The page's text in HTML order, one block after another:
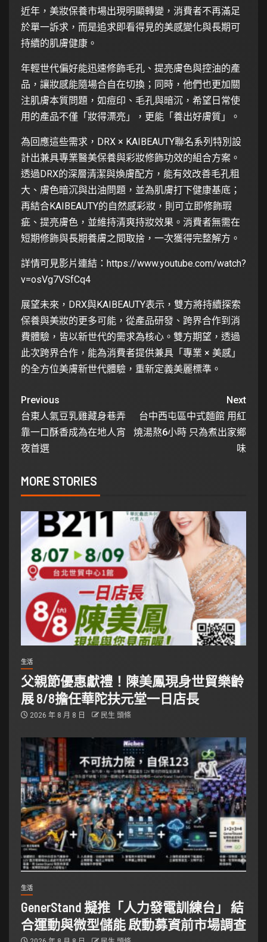
近年，美妝保養市場出現明顯轉變，消費者不再滿足
於單一訴求，而是追求即看得見的美感變化與長期可
持續的肌膚健康。
年輕世代偏好能迅速修飾毛孔、提亮膚色與控油的產
品，讓妝感能隨場合自在切換；同時，他們也更加關
注肌膚本質問題，如痘印、毛孔與暗沉，希望日常使
用的產品不僅「妝得漂亮」，更能「養出好膚質」。
為回應這些需求，DRX × KAIBEAUTY聯名系列特別設
計出兼具專業醫美保養與彩妝修飾功效的組合方案。
透過DRX的深層清潔與煥膚配方，能有效改善毛孔粗
大、膚色暗沉與出油問題，並為肌膚打下健康基底；
再結合KAIBEAUTY的自然感彩妝，則可立即修飾瑕
疵、提亮膚色，並維持清爽持妝效果。消費者無需在
短期修飾與長期養膚之間取捨，一次獲得完整解方。
詳情可見影片連結： https://www.youtube.com/watch?
v=osVg7VSfCq4
展望未來，DRX與KAIBEAUTY表示，雙方將持續探索
保養與美妝的更多可能，從產品研發、跨界合作到消
費體驗，皆以新世代的需求為核心。雙方期望，透過
此次跨界合作，能為消費者提供兼具「專業 × 美感」
的全方位美膚新世代體驗，重新定義美麗標準。
Previous
台東人氣豆乳雞藏身巷弄
靠一口酥香成為在地人宵
夜首選
Next
台中西屯區中式麵館 用紅
燒湯熬6小時 只為煮出家鄉
味
MORE STORIES
生活
父親節優惠獻禮！陳美鳳現身世貿樂齡
展 8/8擔任華陀扶元堂一日店長
2026 年 8 月 8 日 民生 頭條
生活
GenerStand 擬推「人力發電訓練台」 結
合運動與微型儲能 啟動募資前市場調查